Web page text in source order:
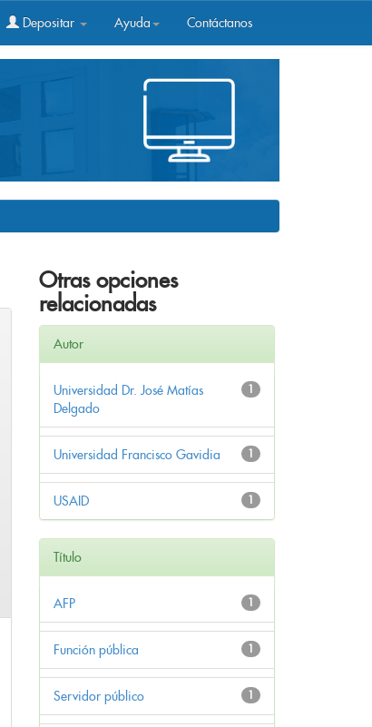
Depositar Ayuda Contáctanos
Otras opciones
relacionadas
Autor
1
Universidad Dr. José Matías
Delgado
1
Universidad Francisco Gavidia
1
USAID
Título
1
AFP
1
Función pública
1
Servidor público